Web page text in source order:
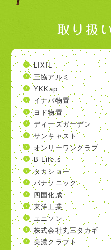
取り扱
LIXIL
三協アルミ
YKKap
イナバ物置
ヨド物置
ディーズガーデン
サンキャスト
オンリーワンクラブ
B-Life.s
タカショー
パナソニック
四国化成
東洋工業
ユニソン
株式会社丸三タカギ
美濃クラフト